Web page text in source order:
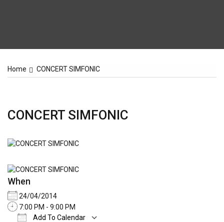
Home CONCERT SIMFONIC
CONCERT SIMFONIC
When
24/04/2014
7:00 PM - 9:00 PM
Add To Calendar